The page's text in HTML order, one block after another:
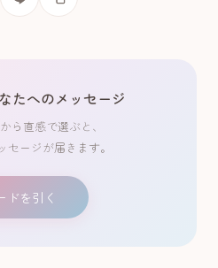
たへのメッセージ
ら直感で選ぶと、
セージが届きます。
ドを引く